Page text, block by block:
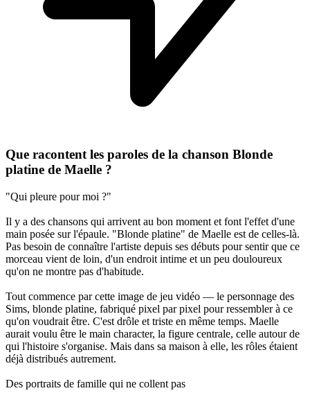
Que racontent les paroles de la chanson Blonde
platine de Maelle ?
"Qui pleure pour moi ?"
Il y a des chansons qui arrivent au bon moment et font l'effet d'une
main posée sur l'épaule. "Blonde platine" de Maelle est de celles-là.
Pas besoin de connaître l'artiste depuis ses débuts pour sentir que ce
morceau vient de loin, d'un endroit intime et un peu douloureux
qu'on ne montre pas d'habitude.
Tout commence par cette image de jeu vidéo — le personnage des
Sims, blonde platine, fabriqué pixel par pixel pour ressembler à ce
qu'on voudrait être. C'est drôle et triste en même temps. Maelle
aurait voulu être le main character, la figure centrale, celle autour de
qui l'histoire s'organise. Mais dans sa maison à elle, les rôles étaient
déjà distribués autrement.
Des portraits de famille qui ne collent pas